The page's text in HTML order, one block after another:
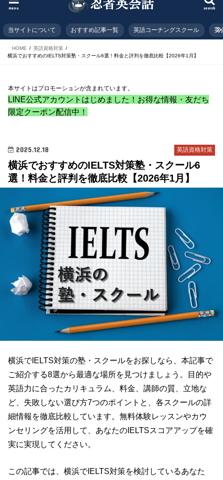
search
menu
当サイトについて おすすめ記事一覧 英語コーチングスクール 英
HOME
英語資格対策
横浜でおすすめのIELTS対策塾・スクール6選！料金と評判を徹底比較【2026年1月】
本サイトはプロモーションが含まれています。
LINE公式アカウントはじめました！お得な情報・友だち
限定クーポン配信中！
英語資格対策
2025.12.18
横浜でおすすめのIELTS対策塾・スクール6
選！料金と評判を徹底比較【2026年1月】
横浜でIELTS対策の塾・スクールをお探しなら、本記事で
ご紹介する8選から最適な場所を見つけましょう。目的や
英語力に合ったカリキュラム、料金、講師の質、立地な
ど、失敗しない選び方7つのポイントと、各スクールの詳
細情報を徹底比較しています。無料体験レッスンやカウ
ンセリングを活用して、あなたのIELTSスコアアップを確
実に実現してください。
この記事では、横浜でIELTS対策を検討しているあなた